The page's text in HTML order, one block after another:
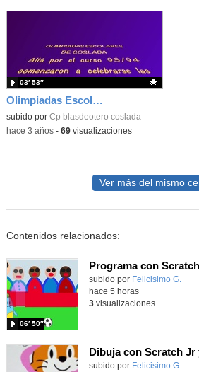
Olimpiadas Escolares Coslada 2023
Contenido educativo.
subido por Cp blasdeotero coslada
03′ 53″
-hace 3 años- 69visualizaciones
Ver más del mismo
Contenidos relacionados:
Contenido educativo.
subido por Felicisimo G.
06′ 50″
hace 5 horas
3visualizaciones
Contenido educativo.
subido por Felicisimo G.